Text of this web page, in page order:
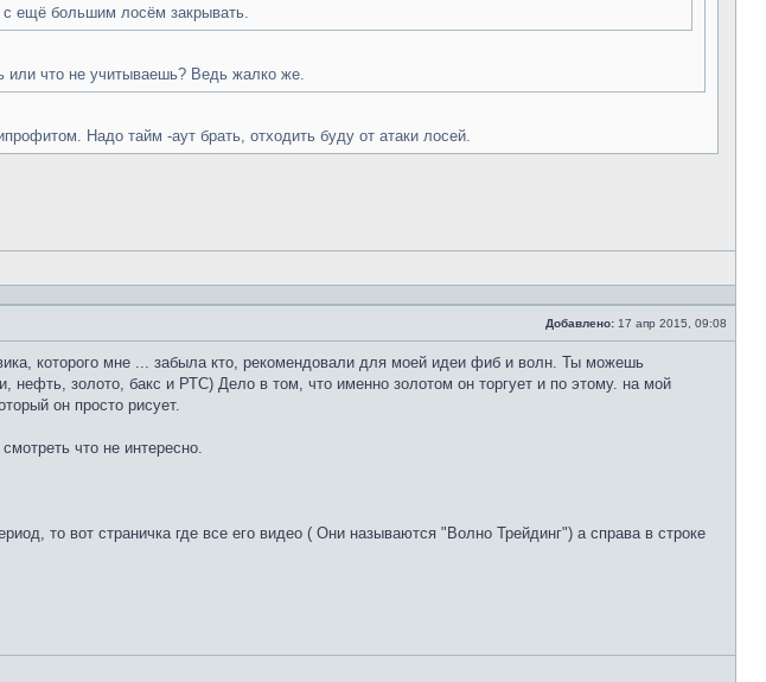
с ещё большим лосём закрывать.
или что не учитываешь? Ведь жалко же.
Надо тайм -аут брать, отходить буду от атаки лосей.
Сообщение
Добавлено: 17 апр 2015, 09:08
которого мне ... забыла кто, рекомендовали для моей идеи фиб и волн. Ты можешь
нефть, золото, бакс и РТС) Дело в том, что именно золотом он торгует и по этому. на мой
он просто рисует.
что не интересно.
то вот страничка где все его видео ( Они называются "Волно Трейдинг") а справа в строке